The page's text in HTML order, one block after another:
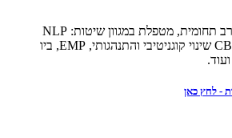
מנטורית, יועצת ומטפלת רב תחומית, מטפלת במגוון שיטות: NLP
מאסטר מטפלת ומורה, CBT שינוי קוגניטיבי והתנהגותי, EMP, ביו
- לחץ כאן